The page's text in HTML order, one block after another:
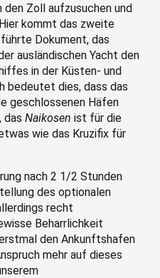
Zoll aufzusuchen und
kommt das zweite
Dokument, das
ausländischen Yacht den
in der Küsten- und
bedeutet dies, dass das
geschlossenen Häfen
das Naikosen ist für die
wie das Kruzifix für
nach 2 1/2 Stunden
des optionalen
recht
Beharrlichkeit
den Ankunftshafen
mehr auf dieses